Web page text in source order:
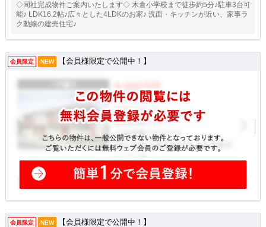
◇同社完成物件ご案内いたします◇ 木倉小学校まで徒歩約5分♪駐車3台可
能♪ LDK16.2帖♪広々とした4LDKのお家♪ 洗面・キッチンが近い、家事ラ
ク動線の建売住宅♪
会員限定 NEW 【会員様限定で公開中！】
会員限定 NEW 【会員様限定で公開中！】